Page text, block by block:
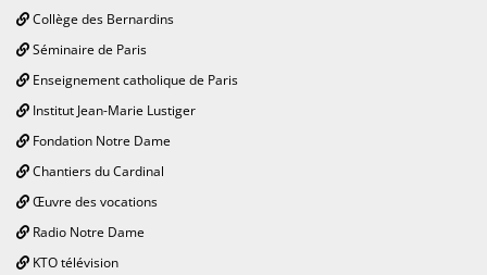
Collège des Bernardins
Séminaire de Paris
Enseignement catholique de Paris
Institut Jean-Marie Lustiger
Fondation Notre Dame
Chantiers du Cardinal
Œuvre des vocations
Radio Notre Dame
KTO télévision